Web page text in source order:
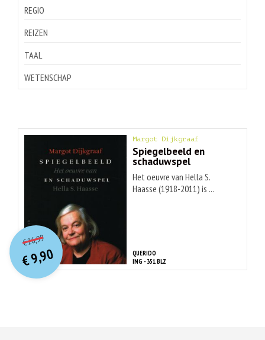
REGIO
REIZEN
TAAL
WETENSCHAP
Margot Dijkgraaf
Spiegelbeeld en
schaduwspel
Het oeuvre van Hella S.
Haasse (1918-2011) is ...
QUERIDO
ING - 351 BLZ
€26,99O
orspr
onkelijke
prijs
was:
€ 26,99.
€9,90
Huidige
prijs
is:
€ 9,90.